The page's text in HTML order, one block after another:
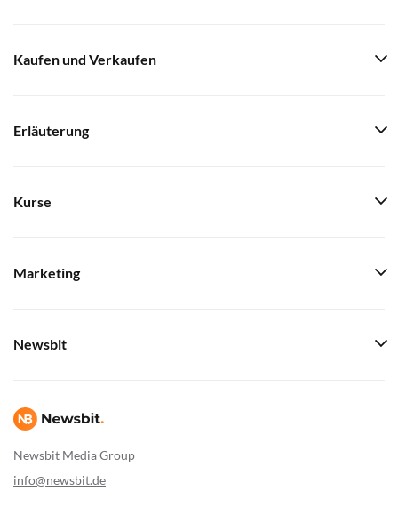
Newsbit Media Group
info@newsbit.de
Kaufen und Verkaufen
Erläuterung
Kurse
Marketing
Newsbit